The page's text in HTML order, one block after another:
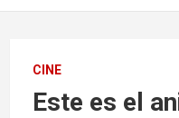
CINE
Este es el